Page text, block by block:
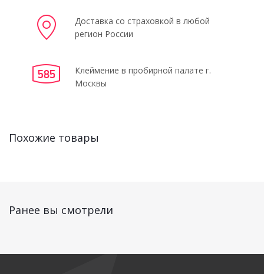
Доставка со страховкой в любой
регион России
Клеймение в пробирной палате г.
Москвы
Похожие товары
Ранее вы смотрели